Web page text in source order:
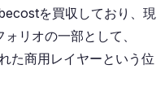
を買収しており、現
リオの一部として、
た商用レイヤーという位